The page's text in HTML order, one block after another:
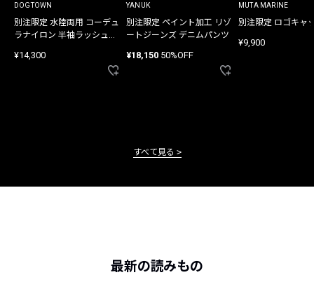
DOGTOWN
別注限定 水陸両用 コーデュ
ラナイロン 半袖ラッシュガ
¥14,300
YANUK
別注限定 ペイント加工 リゾ
ートジーンズ デニムパンツ
¥18,150 50%OFF
MUTA MARINE
別注限定 ロゴキャ
¥9,900
すべて見る
最新の読みもの